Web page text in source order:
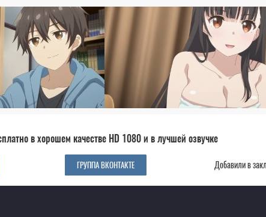
в хорошем качестве HD 1080 и в лучшей озвучке
ГРУППА ВКОНТАКТЕ Добавили в